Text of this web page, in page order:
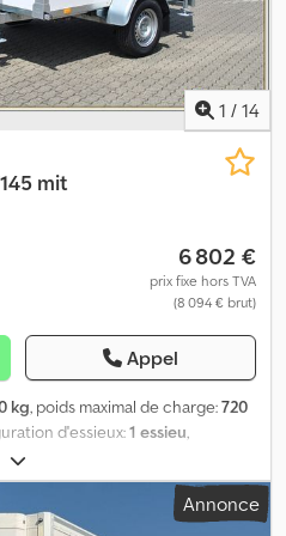
1 / 14
mit
6 802 €
prix fixe hors TVA
(8 094 € brut)
Appel
kg, poids maximal de charge:720
d'essieux:1 essieu,
mm, hauteur de l'espace de
totale:
, largeur totale:
Annonce